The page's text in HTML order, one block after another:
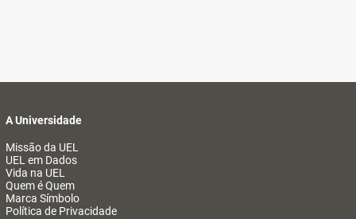
A Universidade
Missão da UEL
UEL em Dados
Vida na UEL
Quem é Quem
Marca Símbolo
Política de Privacidade